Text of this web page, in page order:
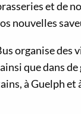
et de
nouvelles
organise des
que dans
à Guelph et